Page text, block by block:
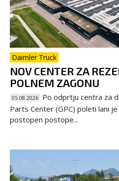
Daimler Truck
NOV CENTER ZA
POLNEM ZAGONU
05.08.2026 Po odprtju centra za
Parts Center (GPC) poleti lani
postopen postope...